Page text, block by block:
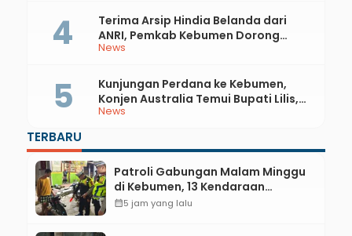
News
Terima Arsip Hindia Belanda dari
ANRI, Pemkab Kebumen Dorong
Integrasi Sejarah, Geopark, dan
News
Kunjungan Perdana ke Kebumen,
Konjen Australia Temui Bupati Lilis,
Ini yang Dibahas
TERBARU
Patroli Gabungan Malam Minggu
di Kebumen, 13 Kendaraan
Terjaring Razia Knalpot Brong
calendar_month5 jam yang lalu